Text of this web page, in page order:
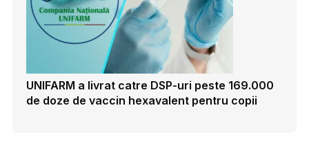
UNIFARM a livrat catre DSP-uri peste 169.000
de doze de vaccin hexavalent pentru copii